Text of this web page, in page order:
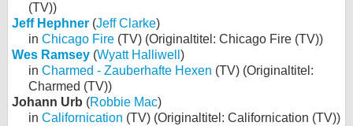
(TV))
Jeff Hephner (Jeff Clarke)
in Chicago Fire (TV) (Originaltitel: Chicago Fire (TV))
Wes Ramsey (Wyatt Halliwell )
in Charmed - Zauberhafte Hexen (TV) (Originaltitel:
Charmed (TV))
Johann Urb (Robbie Mac)
in Californication (TV) (Originaltitel: Californication (TV))